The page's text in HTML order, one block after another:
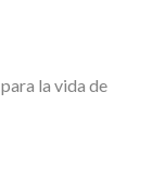
la vida de